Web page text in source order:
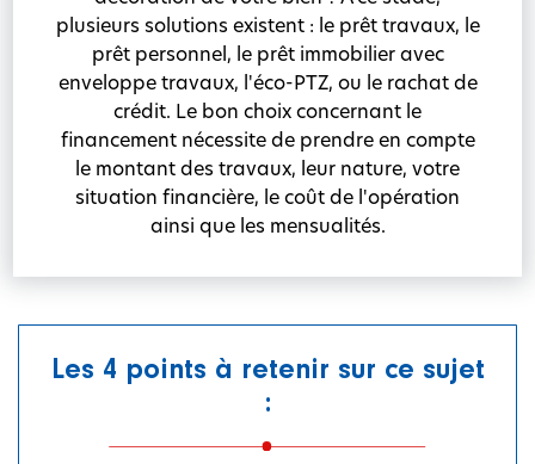
plusieurs solutions existent : le prêt travaux, le
prêt personnel, le prêt immobilier avec
enveloppe travaux, l'éco-PTZ, ou le rachat de
crédit. Le bon choix concernant le
financement nécessite de prendre en compte
le montant des travaux, leur nature, votre
situation financière, le coût de l'opération
ainsi que les mensualités.
Les 4 points à retenir sur ce sujet
: